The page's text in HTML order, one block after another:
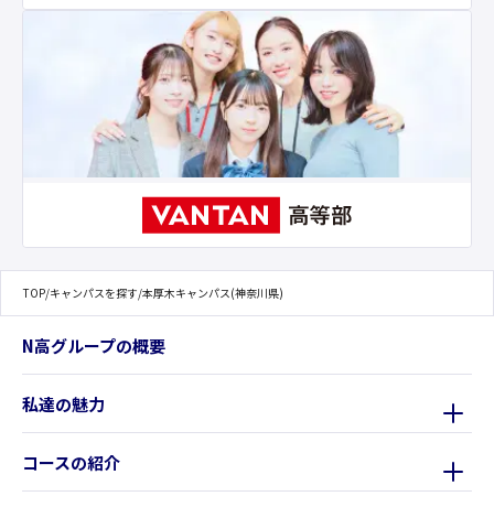
TOP/キャンパスを探す/本厚木キャンパス(神奈川県)
N高グループの概要
私達の魅力
コースの紹介